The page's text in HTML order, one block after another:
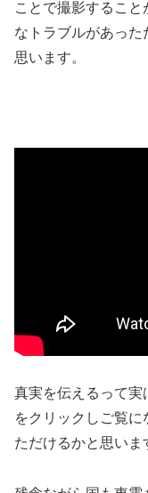
ことで撮影するこ
なトラブルがあった
思います。
真実を伝えるって実
をクリックしご覧
ただけるかと思いま